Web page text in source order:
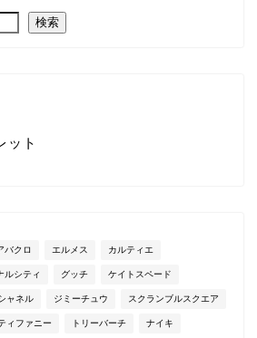
検索
ット
バクロ エルメス カルティエ
ルシティ グッチ ケイトスペード
ャネル ジミーチュウ スクランブルスクエア
ィファニー トリーバーチ ナイキ